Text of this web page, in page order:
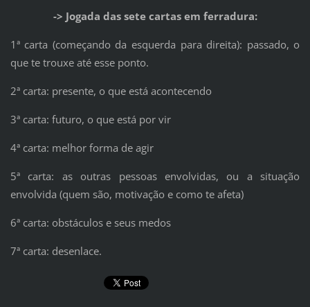
-> Jogada das sete cartas em ferradura:
1ª carta (começando da esquerda para direita): passado, o
que te trouxe até esse ponto.
2ª carta: presente, o que está acontecendo
3ª carta: futuro, o que está por vir
4ª carta: melhor forma de agir
5ª carta: as outras pessoas envolvidas, ou a situação
envolvida (quem são, motivação e como te afeta)
6ª carta: obstáculos e seus medos
7ª carta: desenlace.